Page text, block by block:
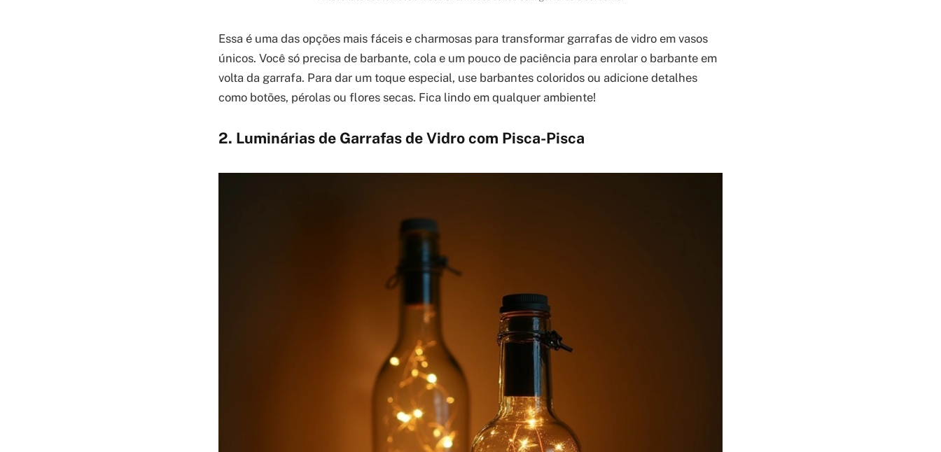
Essa é uma das opções mais fáceis e charmosas para transformar garrafas de vidro em vasos
únicos. Você só precisa de barbante, cola e um pouco de paciência para enrolar o barbante em
volta da garrafa. Para dar um toque especial, use barbantes coloridos ou adicione detalhes
como botões, pérolas ou flores secas. Fica lindo em qualquer ambiente!
2. Luminárias de Garrafas de Vidro com Pisca-Pisca